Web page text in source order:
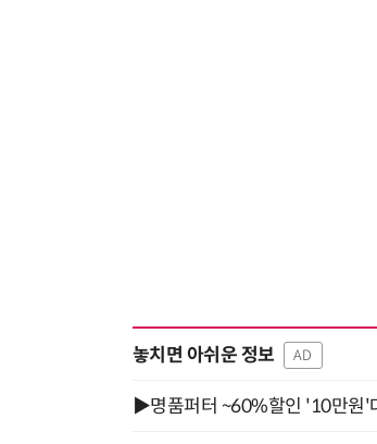
놓치면 아쉬운 정보 AD
▶명품퍼터 ~60%할인 '10만원'